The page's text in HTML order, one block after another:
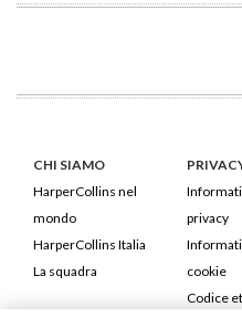
CHI SIAMO
HarperCollins nel
mondo
HarperCollins Italia
La squadra
privacy
cookie
Codice